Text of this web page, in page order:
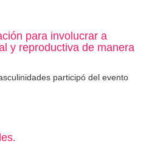
para involucrar a
y reproductiva de manera
participó del evento